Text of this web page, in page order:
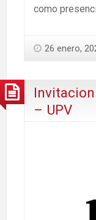
como
26 enero,
Invitacion
– UPV